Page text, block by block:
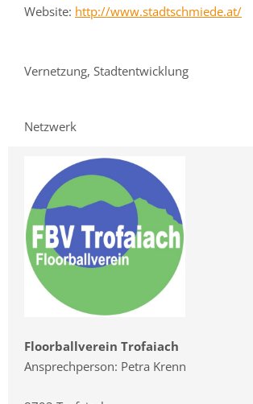
Website: http://www.stadtschmiede.at/
Vernetzung, Stadtentwicklung
Netzwerk
Floorballverein Trofaiach
Ansprechperson: Petra Krenn